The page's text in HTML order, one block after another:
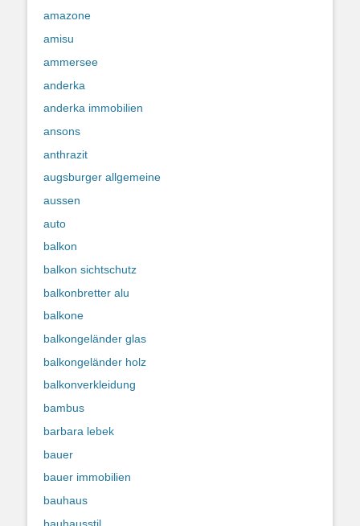
amazone
amisu
ammersee
anderka
anderka immobilien
ansons
anthrazit
augsburger allgemeine
aussen
auto
balkon
balkon sichtschutz
balkonbretter alu
balkone
balkongeländer glas
balkongeländer holz
balkonverkleidung
bambus
barbara lebek
bauer
bauer immobilien
bauhaus
bauhausstil